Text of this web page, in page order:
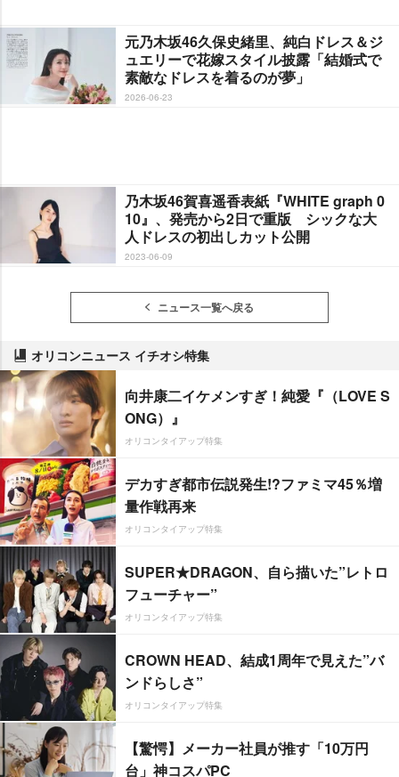
元乃木坂46久保史緒里、純白ドレス＆ジ
ュエリーで花嫁スタイル披露「結婚式で
素敵なドレスを着るのが夢」
2026-06-23
乃木坂46賀喜遥香表紙『WHITE graph 0
10』、発売から2日で重版 シックな大
人ドレスの初出しカット公開
2023-06-09
ニュース一覧へ戻る
オリコンニュース イチオシ特集
向井康二イケメンすぎ！純愛『（LOVE S
ONG）』
オリコンタイアップ特集
デカすぎ都市伝説発生!?ファミマ45％増
量作戦再来
オリコンタイアップ特集
SUPER★DRAGON、自ら描いた”レトロ
フューチャー”
オリコンタイアップ特集
CROWN HEAD、結成1周年で見えた”バ
ンドらしさ”
オリコンタイアップ特集
【驚愕】メーカー社員が推す「10万円
台」神コスパPC